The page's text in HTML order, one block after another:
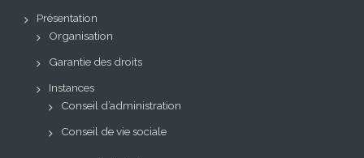
Présentation
Organisation
Garantie des droits
Instances
Conseil d’administration
Conseil de vie sociale